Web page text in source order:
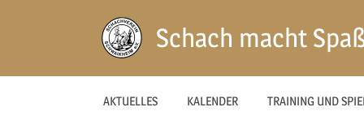
Schach macht
AKTUELLES KALENDER TRAINING UND